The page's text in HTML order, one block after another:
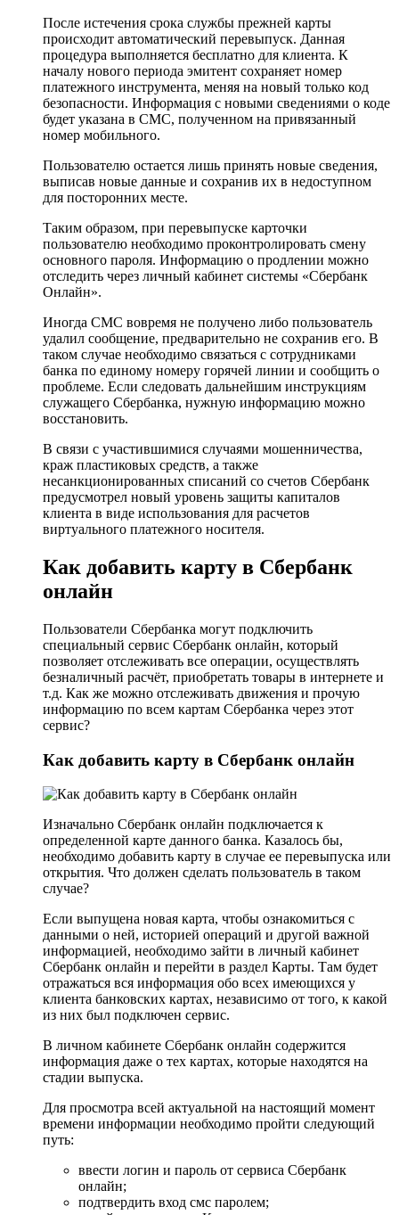
После истечения срока службы прежней карты
происходит автоматический перевыпуск. Данная
процедура выполняется бесплатно для клиента. К
началу нового периода эмитент сохраняет номер
платежного инструмента, меняя на новый только код
безопасности. Информация с новыми сведениями о коде
будет указана в СМС, полученном на привязанный
номер мобильного.
Пользователю остается лишь принять новые сведения,
выписав новые данные и сохранив их в недоступном
для посторонних месте.
Таким образом, при перевыпуске карточки
пользователю необходимо проконтролировать смену
основного пароля. Информацию о продлении можно
отследить через личный кабинет системы «Сбербанк
Онлайн».
Иногда СМС вовремя не получено либо пользователь
удалил сообщение, предварительно не сохранив его. В
таком случае необходимо связаться с сотрудниками
банка по единому номеру горячей линии и сообщить о
проблеме. Если следовать дальнейшим инструкциям
служащего Сбербанка, нужную информацию можно
восстановить.
В связи с участившимися случаями мошенничества,
краж пластиковых средств, а также
несанкционированных списаний со счетов Сбербанк
предусмотрел новый уровень защиты капиталов
клиента в виде использования для расчетов
виртуального платежного носителя.
Как добавить карту в Сбербанк
онлайн
Пользователи Сбербанка могут подключить
специальный сервис Сбербанк онлайн, который
позволяет отслеживать все операции, осуществлять
безналичный расчёт, приобретать товары в интернете и
т.д. Как же можно отслеживать движения и прочую
информацию по всем картам Сбербанка через этот
сервис?
Как добавить карту в Сбербанк онлайн
Изначально Сбербанк онлайн подключается к
определенной карте данного банка. Казалось бы,
необходимо добавить карту в случае ее перевыпуска или
открытия. Что должен сделать пользователь в таком
случае?
Если выпущена новая карта, чтобы ознакомиться с
данными о ней, историей операций и другой важной
информацией, необходимо зайти в личный кабинет
Сбербанк онлайн и перейти в раздел Карты. Там будет
отражаться вся информация обо всех имеющихся у
клиента банковских картах, независимо от того, к какой
из них был подключен сервис.
В личном кабинете Сбербанк онлайн содержится
информация даже о тех картах, которые находятся на
стадии выпуска.
Для просмотра всей актуальной на настоящий момент
времени информации необходимо пройти следующий
путь:
ввести логин и пароль от сервиса Сбербанк
онлайн;
подтвердить вход смс паролем;